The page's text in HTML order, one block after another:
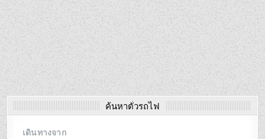
ค้นหาตั๋วรถไฟ